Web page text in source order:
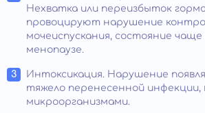
Нехватка или переизбыток
провоцируют нарушение
мочеиспускания, состояние
менопаузе.
Интоксикация. Нарушение
тяжело перенесенной инфекции,
микроорганизмами.